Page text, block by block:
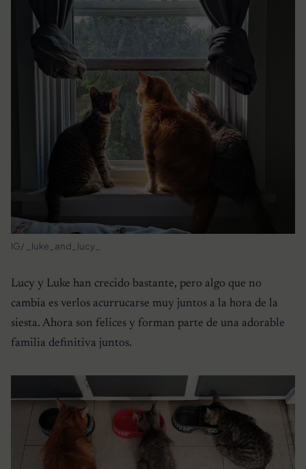
IG/ _luke_and_lucy_
Lucy y Luke han crecido bastante, pero algo que no
cambia es verlos acurrucarse muy juntos a la hora de la
siesta. Ahora son felices y forman parte de una adorable
familia definitiva juntos.